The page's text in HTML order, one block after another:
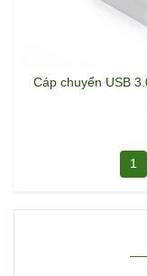
Cáp chuyển USB
1